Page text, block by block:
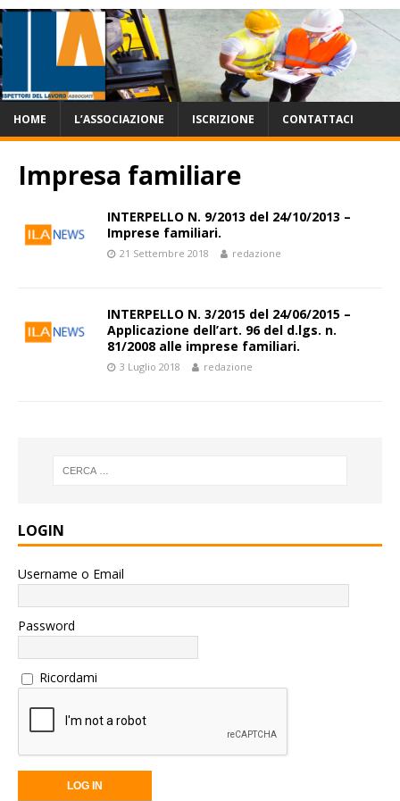
HOME L’ASSOCIAZIONE ISCRIZIONE CONTATTACI
Impresa familiare
INTERPELLO N. 9/2013 del 24/10/2013 –
Imprese familiari.
21 Settembre 2018 redazione
INTERPELLO N. 3/2015 del 24/06/2015 –
Applicazione dell’art. 96 del d.lgs. n.
81/2008 alle imprese familiari.
3 Luglio 2018 redazione
LOGIN
Username o Email
Password
Ricordami